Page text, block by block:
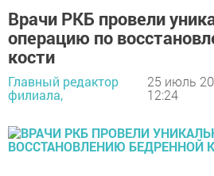
Врачи РКБ провели
операцию по
кости
Главный редактор
филиала,
25 июль
12:24